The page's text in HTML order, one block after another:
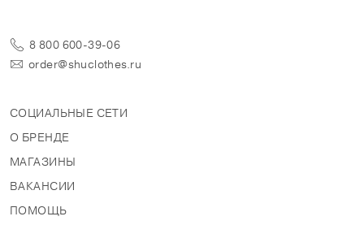
8 800 600-39-06
order@shuclothes.ru
СОЦИАЛЬНЫЕ СЕТИ
О БРЕНДЕ
МАГАЗИНЫ
ВАКАНСИИ
ПОМОЩЬ